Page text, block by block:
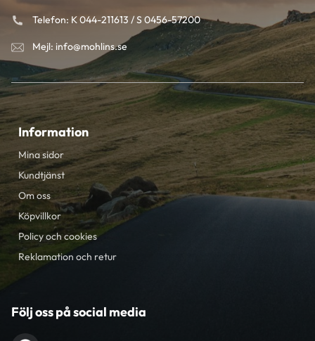
Telefon: K 044-211613 / S 0456-57200
Mejl: info@mohlins.se
Information
Mina sidor
Kundtjänst
Om oss
Köpvillkor
Policy och cookies
Reklamation och retur
Följ oss på social media